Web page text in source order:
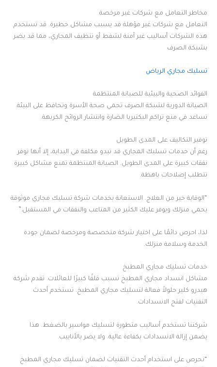
مخاطر التعامل مع شركات غير مرخصة
التعامل مع شركات غير مؤهلة قد يسبب مشاكل خطيرة. قد تستخدم
هذه الشركات أساليب غير آمنة لشفط أو تنظيف المجاري، مما قد يضر
بشبكة الصرف
تسليك مجاري الرياض
الفوائد الصحية والبيئية للصيانة المنتظمة
الصيانة الدورية لشبكة الصرف تحمي صحة الأسرة وتحافظ على البيئة.
تساعد في منع تراكم البكتيريا الضارة وانتشار الروائح الكريهة.
توفير التكاليف على المدى الطويل
رغم أن خدمات تسليك المجاري قد تبدو مكلفة في البداية، إلا أنها توفر
نفقات كبيرة على المدى الطويل. الصيانة المنتظمة تمنع مشاكل كبيرة
تتطلب إصلاحات باهظة.
“الوقاية خير من العلاج. الاستعانة بخدمات شركة تسليك مجاري موثوقة
يحمي منزلك ويوفر عليك الكثير من المتاعب والنفقات في المستقبل.”
لذا، احرص دائمًا على اختيار شركة متخصصة ومرخصة لضمان جودة
الخدمة وسلامة منزلك.
خدمات تسليك مجاري المطبخ
مشاكل انسداد مجاري المطبخ تسبب قلقًا كبيرًا للعائلات. تقدم شركة
هيدرو كلير حلولاً فعالة لتسليك مجاري المطبخ. تستخدم أحدث
التقنيات لفتح الانسدادات.
شركتنا تستخدم أساليب متطورة لتسليك مواسير بالضغط. هذا
يضمن إزالة الانسدادات بكفاءة عالية. ولا يضر بالأنابيب.
“نحرص على استخدام أحدث التقنيات لضمان تسليك مجاري المطبخ